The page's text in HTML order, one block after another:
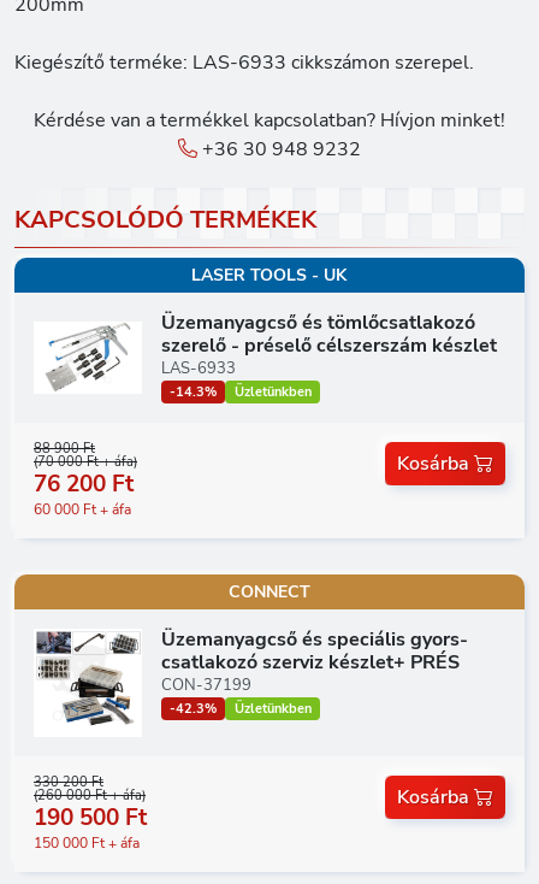
Kiegészítő terméke: LAS-6933 cikkszámon szerepel.
Kérdése van a termékkel kapcsolatban? Hívjon minket!
+36 30 948 9232
KAPCSOLÓDÓ TERMÉKEK
LASER TOOLS - UK
Üzemanyagcső és tömlőcsatlakozó
szerelő - préselő célszerszám készlet
LAS-6933
-14.3% Üzletünkben
88 900 Ft
(70 000 Ft + áfa)
76 200 Ft
60 000 Ft + áfa
Kosárba
CONNECT
Üzemanyagcső és speciális gyors-
csatlakozó szerviz készlet+ PRÉS
CON-37199
-42.3% Üzletünkben
330 200 Ft
(260 000 Ft + áfa)
190 500 Ft
150 000 Ft + áfa
Kosárba